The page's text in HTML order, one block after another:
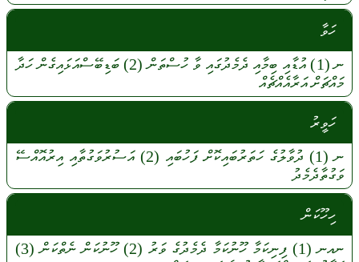
ހަވާ
ނ(1) އުޑާއި ބިމާއި ދެމެދުގައިވާހުސްތަން(2) ބަޑިބޭސްއަޅައިގެންހަދާ
މައްޗަށްއަރާއެއްޗެއް
ހަވީރު
ނ (1) ދުވާލުގެހަތަރުބައިކޮށްފަހުބައި (2) އަސުރުވަގުތާއި އިރުއޮއްސޭ
ވަގުތާދެމެދު
ހިހޫކަން
ނއނ (1) ފިނިކަމާހޫނުކަމާ ދެމެދުގެވަރު (2) ހޫނުކަންނެތްކަން (3)